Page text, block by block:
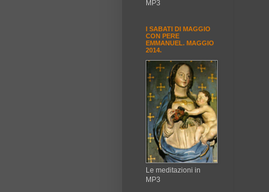
MP3
I SABATI DI MAGGIO
CON PERE
EMMANUEL. MAGGIO
2014.
Le meditazioni in
MP3